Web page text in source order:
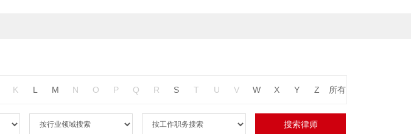
K L M N O P Q R S T U V W X Y Z 所有